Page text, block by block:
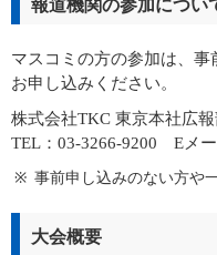
報道機関の参加につい
マスコミの方の参加は、
お申し込みください。
株式会社TKC 東京本社広
TEL：03-3266-9200 Eメ
事前申し込みのない方や
大会概要